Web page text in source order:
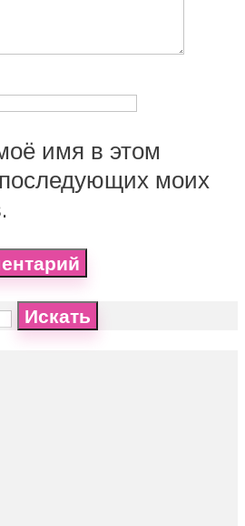
имя в этом
моих
Искать